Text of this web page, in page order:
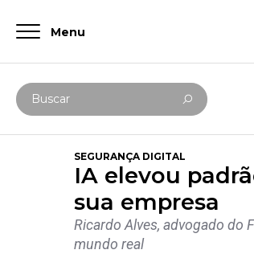
Menu
Digite abaixo sua busca
Buscar
SEGURANÇA DIGITAL
IA elevou
sua empresa
Ricardo Alves, advogado do
mundo real